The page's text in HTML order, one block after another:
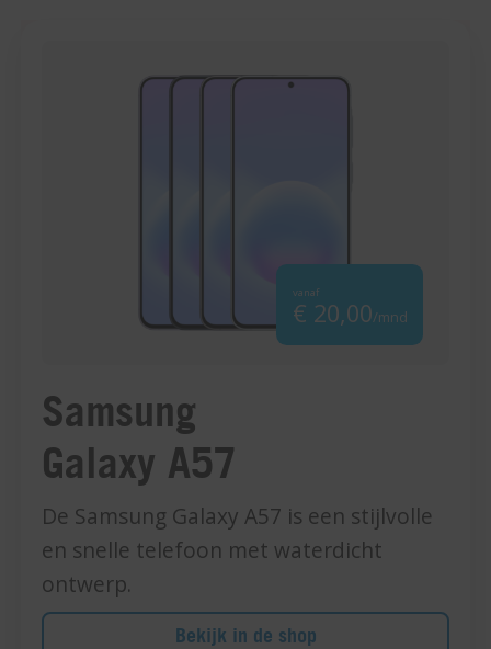
Samsung
Galaxy A57
De Samsung Galaxy A57 is een stijlvolle
en snelle telefoon met waterdicht
ontwerp.
Bekijk in de shop
vanaf
€ 20,00/mnd